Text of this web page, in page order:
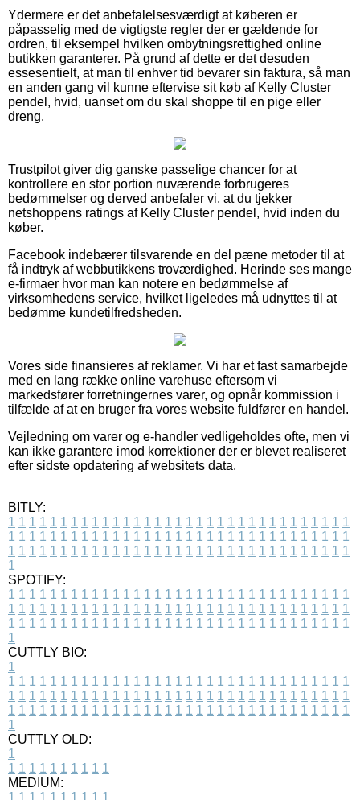
Ydermere er det anbefalelsesværdigt at køberen er
påpasselig med de vigtigste regler der er gældende for
ordren, til eksempel hvilken ombytningsrettighed online
butikken garanterer. På grund af dette er det desuden
essesentielt, at man til enhver tid bevarer sin faktura, så man
en anden gang vil kunne eftervise sit køb af Kelly Cluster
pendel, hvid, uanset om du skal shoppe til en pige eller
dreng.
Trustpilot giver dig ganske passelige chancer for at
kontrollere en stor portion nuværende forbrugeres
bedømmelser og derved anbefaler vi, at du tjekker
netshoppens ratings af Kelly Cluster pendel, hvid inden du
køber.
Facebook indebærer tilsvarende en del pæne metoder til at
få indtryk af webbutikkens troværdighed. Herinde ses mange
e-firmaer hvor man kan notere en bedømmelse af
virksomhedens service, hvilket ligeledes må udnyttes til at
bedømme kundetilfredsheden.
Vores side finansieres af reklamer. Vi har et fast samarbejde
med en lang række online varehuse eftersom vi
markedsfører forretningernes varer, og opnår kommission i
tilfælde af at en bruger fra vores website fuldfører en handel.
Vejledning om varer og e-handler vedligeholdes ofte, men vi
kan ikke garantere imod korrektioner der er blevet realiseret
efter sidste opdatering af websitets data.
BITLY:
1 1 1 1 1 1 1 1 1 1 1 1 1 1 1 1 1 1 1 1 1 1 1 1 1 1 1 1 1 1 1 1 1
1 1 1 1 1 1 1 1 1 1 1 1 1 1 1 1 1 1 1 1 1 1 1 1 1 1 1 1 1 1 1 1 1
1 1 1 1 1 1 1 1 1 1 1 1 1 1 1 1 1 1 1 1 1 1 1 1 1 1 1 1 1 1 1 1 1
1
SPOTIFY:
1 1 1 1 1 1 1 1 1 1 1 1 1 1 1 1 1 1 1 1 1 1 1 1 1 1 1 1 1 1 1 1 1
1 1 1 1 1 1 1 1 1 1 1 1 1 1 1 1 1 1 1 1 1 1 1 1 1 1 1 1 1 1 1 1 1
1 1 1 1 1 1 1 1 1 1 1 1 1 1 1 1 1 1 1 1 1 1 1 1 1 1 1 1 1 1 1 1 1
1
CUTTLY BIO:
1
1 1 1 1 1 1 1 1 1 1 1 1 1 1 1 1 1 1 1 1 1 1 1 1 1 1 1 1 1 1 1 1 1
1 1 1 1 1 1 1 1 1 1 1 1 1 1 1 1 1 1 1 1 1 1 1 1 1 1 1 1 1 1 1 1 1
1 1 1 1 1 1 1 1 1 1 1 1 1 1 1 1 1 1 1 1 1 1 1 1 1 1 1 1 1 1 1 1 1
1
CUTTLY OLD:
1
1 1 1 1 1 1 1 1 1 1
MEDIUM:
1 1 1 1 1 1 1 1 1 1